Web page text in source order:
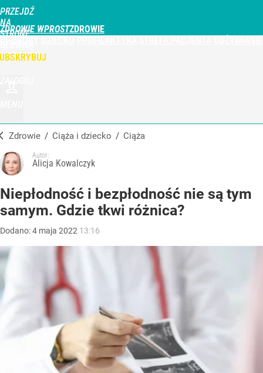
PRZEJDŹ
NA
STRONĘ
WPROST.PL
ZDROWIE WPROST
Zdrowie / Ciąża i dziecko / Ciąża
Autor:
Alicja Kowalczyk
Niepłodność i bezpłodność nie są tym
samym. Gdzie tkwi różnica?
Dodano:4 maja 2022 13:16